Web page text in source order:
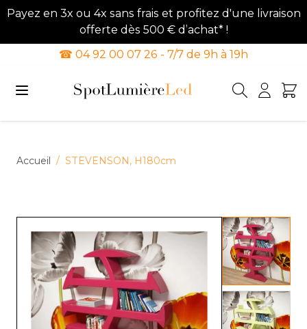
Payez en 3x ou 4x sans frais et profitez d'une livraison
offerte dès 500 € d’achat* !
☎ 04 92 00 07 26 - 7/7 de 9h à 19h
Accueil / STEVENSON, H180cm
View
View